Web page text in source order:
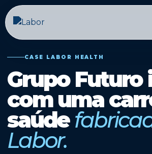
CASE LABOR HEALTH
Grupo Futuro
com uma
saúde
Labor.